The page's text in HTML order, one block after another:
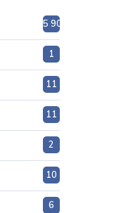
5 908
1
11
11
2
10
6